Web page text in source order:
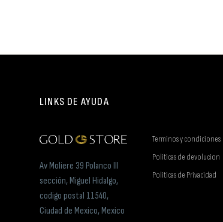
LINKS DE AYUDA
Av Moliere 39 Polanco III
sección, Miguel Hidalgo,
codigo postal 11540,
Ciudad de Mexico, Mexico
Terminos y condiciones
Politicas de devolucion
Politicas de Privacidad